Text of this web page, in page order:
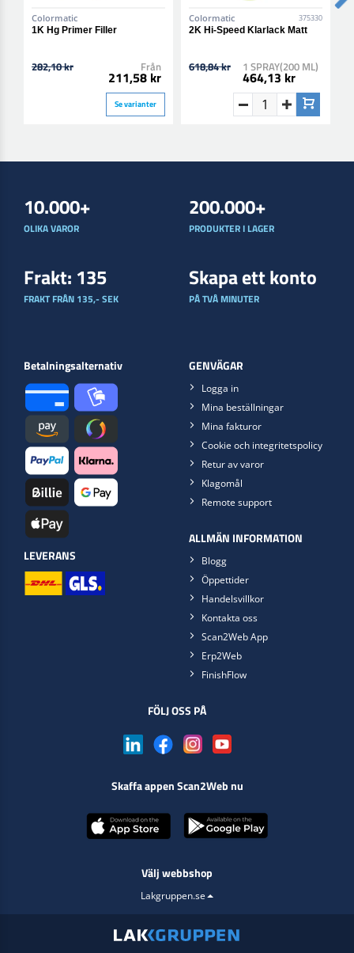
Colormatic
1K Hg Primer Filler
282,10 kr Från
211,58 kr
Se varianter
Colormatic 375330
2K Hi-Speed Klarlack Matt
618,84 kr 1 SPRAY(200 ML)
464,13 kr
10.000+
OLIKA VAROR
200.000+
PRODUKTER I LAGER
Frakt: 135
FRAKT FRÅN 135,- SEK
Skapa ett konto
PÅ TVÅ MINUTER
Betalningsalternativ
LEVERANS
GENVÄGAR
Logga in
Mina beställningar
Mina fakturor
Cookie och integritetspolicy
Retur av varor
Klagomål
Remote support
ALLMÄN INFORMATION
Blogg
Öppettider
Handelsvillkor
Kontakta oss
Scan2Web App
Erp2Web
FinishFlow
FÖLJ OSS PÅ
Skaffa appen Scan2Web nu
Välj webbshop
Lakgruppen.se